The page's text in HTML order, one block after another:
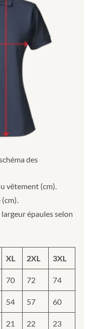
des
vêtement (cm).
épaules selon
XL 2XL 3XL
70 72 74
54 57 60
21 22 23